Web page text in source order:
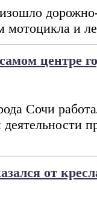
и
центре
Сочи
от